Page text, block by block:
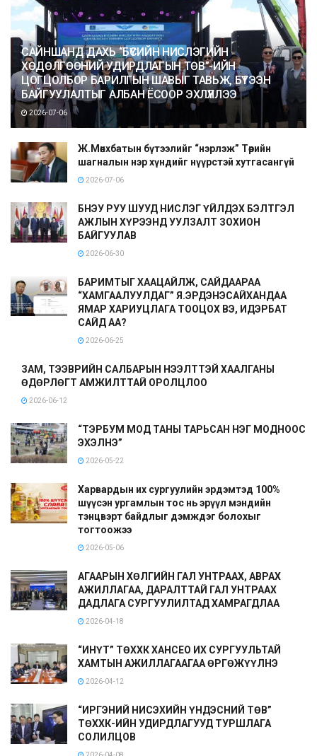
САЙНШАНД ДАХЬ “БҮСИЙН НИСЛЭГИЙН
ХӨДӨЛГӨӨНИЙ УДИРДЛАГЫН ТӨВ”-ИЙН
ЦОГЦОЛБОР БАРИЛГЫН ШАВЫГ ТАВЬЖ, БҮТЭЭН
БАЙГУУЛАЛТЫГ АЛБАН ЁСООР ЭХЛҮҮЛЛЭЭ
2026-07-06
Ж.Мөнхбатын бүтээлийг “нэрлэж” Төрийн
шагналын нэр хүндийг нүүрстэй хутгасангүй
2026-07-06
БНЭУ РУУ ШУУД НИСЛЭГ ҮЙЛДЭХ БЭЛТГЭЛ
АЖЛЫН ХҮРЭЭНД УУЛЗАЛТ ЗОХИОН
БАЙГУУЛАВ
2026-06-30
БАРИМТЫГ ХААЦАЙЛЖ, САЙДААРАА
“ХАМГААЛУУЛДАГ” Я.ЭРДЭНЭСАЙХАНДАА
ЯМАР ХАРИУЦЛАГА ТООЦОХ ВЭ, ИДЭРБАТ
САЙД АА?
2026-06-25
ЗАМ, ТЭЭВРИЙН САЛБАРЫН НЭЭЛТТЭЙ ХААЛГАНЫ
ӨДӨРЛӨГТ АМЖИЛТТАЙ ОРОЛЦЛОО
2026-06-12
“ТЭРБУМ МОД ТАНЫ ТАРЬСАН НЭГ МОДНООС
ЭХЭЛНЭ”
2026-05-22
Харвардын их сургуулийн эрдэмтэд 100%
шүүсэн ургамлын тос нь эрүүл мэндийн
тэнцвэрт байдлыг дэмждэг болохыг
тогтоожээ
2026-05-06
АГААРЫН ХӨЛГИЙН ГАЛ УНТРААХ, АВРАХ
АЖИЛЛАГАА, ДАРАЛТТАЙ ГАЛ УНТРААХ
ДАДЛАГА СУРГУУЛИЛТАД ХАМРАГДЛАА
2026-04-18
“ИНҮТ” ТӨХХК ХАНСЕО ИХ СУРГУУЛЬТАЙ
ХАМТЫН АЖИЛЛАГААГАА ӨРГӨЖҮҮЛНЭ
2026-04-12
“ИРГЭНИЙ НИСЭХИЙН ҮНДЭСНИЙ ТӨВ”
ТӨХХК-ИЙН УДИРДЛАГУУД ТУРШЛАГА
СОЛИЛЦОВ